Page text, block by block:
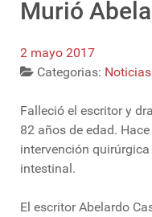
Murió
2 mayo 2017
Categorias: Noticias
Falleció el escritor y
82 años de edad.
intervención
intestinal.
El escritor Abelardo